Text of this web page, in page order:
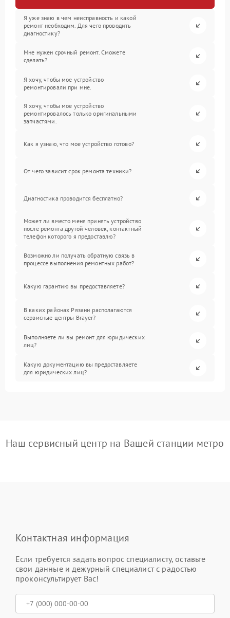
Я уже знаю в чем неисправность и какой
ремонт необходим. Для чего проводить
диагностику?
Мне нужен срочный ремонт. Сможете
сделать?
Я хочу, чтобы мое устройство
ремонтировали при мне.
Я хочу, чтобы мое устройство
ремонтировалось только оригинальными
запчастями.
Как я узнаю, что мое устройство готово?
От чего зависит срок ремонта техники?
Диагностика проводится бесплатно?
Может ли вместо меня принять устройство
после ремонта другой человек, контактный
телефон которого я предоставлю?
Возможно ли получать обратную связь в
процессе выполнения ремонтных работ?
Какую гарантию вы предоставляете?
В каких районах Рязани располагаются
сервисные центры Brayer?
Выполняете ли вы ремонт для юридических
лиц?
Какую документацию вы предоставляете
для юридических лиц?
Наш сервисный центр на Вашей станции метро
Контактная информация
Если требуется задать вопрос специалисту, оставьте
свои данные и дежурный специалист с радостью
проконсультирует Вас!